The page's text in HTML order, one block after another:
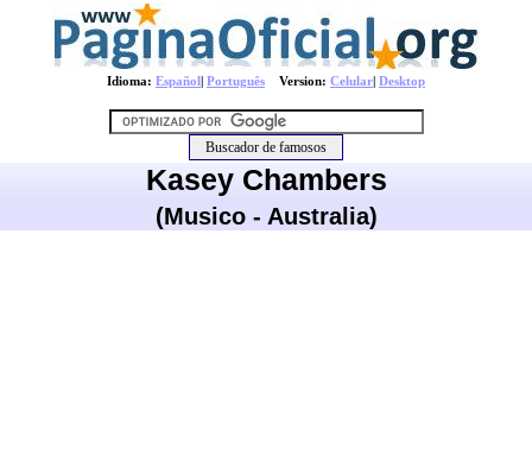
Idioma: Español| Português Version: Celular| Desktop
Kasey Chambers
(Musico - Australia)